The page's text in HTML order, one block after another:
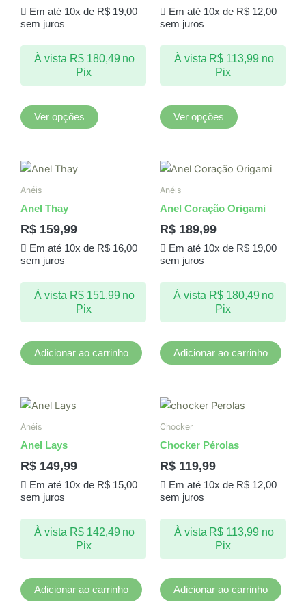
Em até 10x de R$19,00
sem juros
À vista R$180,49 no
Pix
Ver opções
As
podem
ser
página
Em até 10x de R$12,00
sem juros
À vista R$ 113,99 no
Pix
Ver opções
As
podem
ser
página
Anéis
Anel Thay
R$ 159,99
Em até 10x de R$16,00
sem juros
À vista R$151,99 no
Pix
Adicionar ao carrinho
Anéis
Anel Coração Origami
R$ 189,99
Em até 10x de R$19,00
sem juros
À vista R$180,49 no
Pix
Adicionar ao carrinho
Anéis
Anel Lays
R$ 149,99
Em até 10x de R$15,00
sem juros
À vista R$142,49 no
Pix
Adicionar ao carrinho
Chocker
Chocker Pérolas
R$ 119,99
Em até 10x de R$12,00
sem juros
À vista R$ 113,99 no
Pix
Adicionar ao carrinho